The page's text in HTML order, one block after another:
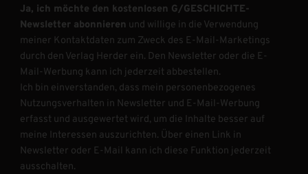
Ja, ich möchte den kostenlosen G/GESCHICHTE-
Newsletter abonnieren und willige in die Verwendung
meiner Kontaktdaten zum Zweck des E-Mail-Marketings
durch den Verlag Herder ein. Den Newsletter oder die E-
Mail-Werbung kann ich jederzeit abbestellen.
Ich bin einverstanden, dass mein personenbezogenes
Nutzungsverhalten in Newsletter und E-Mail-Werbung
erfasst und ausgewertet wird, um die Inhalte besser auf
meine Interessen auszurichten. Über einen Link in
Newsletter oder E-Mail kann ich diese Funktion jederzeit
ausschalten.